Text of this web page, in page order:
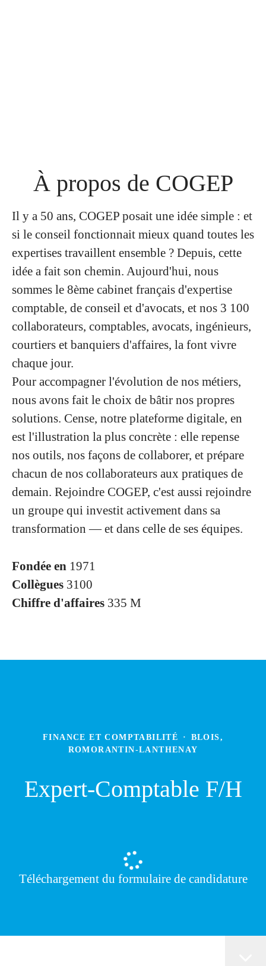
À propos de COGEP
Il y a 50 ans, COGEP posait une idée simple : et
si le conseil fonctionnait mieux quand toutes les
expertises travaillent ensemble ? Depuis, cette
idée a fait son chemin. Aujourd'hui, nous
sommes le 8ème cabinet français d'expertise
comptable, de conseil et d'avocats, et nos 3 100
collaborateurs, comptables, avocats, ingénieurs,
courtiers et banquiers d'affaires, la font vivre
chaque jour.
Pour accompagner l'évolution de nos métiers,
nous avons fait le choix de bâtir nos propres
solutions. Cense, notre plateforme digitale, en
est l'illustration la plus concrète : elle repense
nos outils, nos façons de collaborer, et prépare
chacun de nos collaborateurs aux pratiques de
demain. Rejoindre COGEP, c'est aussi rejoindre
un groupe qui investit activement dans sa
transformation — et dans celle de ses équipes.
Fondée en 1971
Collègues 3100
Chiffre d'affaires 335 M
FINANCE ET COMPTABILITÉ ·
BLOIS,
ROMORANTIN-LANTHENAY
Expert-Comptable F/H
Téléchargement du formulaire de candidature